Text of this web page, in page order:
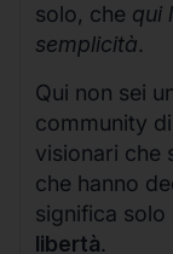
solo, che qui
semplicità.
Qui non sei
community
visionari che
che hanno
significa solo
libertà.